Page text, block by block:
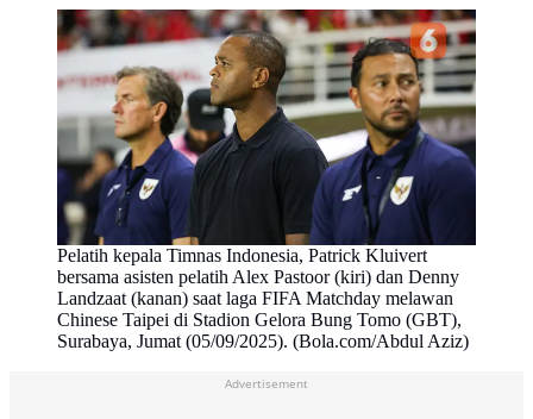
Pelatih kepala Timnas Indonesia, Patrick Kluivert
bersama asisten pelatih Alex Pastoor (kiri) dan Denny
Landzaat (kanan) saat laga FIFA Matchday melawan
Chinese Taipei di Stadion Gelora Bung Tomo (GBT),
Surabaya, Jumat (05/09/2025). (Bola.com/Abdul Aziz)
Advertisement